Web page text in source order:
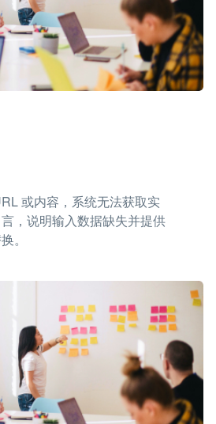
或内容，系统无法获取实
，说明输入数据缺失并提供
。